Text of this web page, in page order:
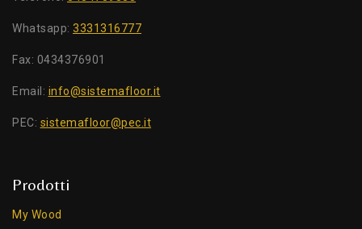
Whatsapp: 3331316777
Fax: 0434376901
Email: info@sistemafloor.it
PEC: sistemafloor@pec.it
Prodotti
My Wood